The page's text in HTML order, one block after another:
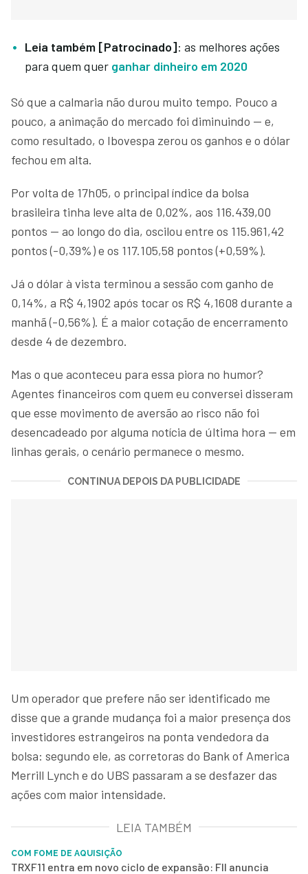
Leia também [Patrocinado]: as melhores ações
para quem quer ganhar dinheiro em 2020
Só que a calmaria não durou muito tempo. Pouco a
pouco, a animação do mercado foi diminuindo — e,
como resultado, o Ibovespa zerou os ganhos e o dólar
fechou em alta.
Por volta de 17h05, o principal índice da bolsa
brasileira tinha leve alta de 0,02%, aos 116.439,00
pontos — ao longo do dia, oscilou entre os 115.961,42
pontos (-0,39%) e os 117.105,58 pontos (+0,59%).
Já o dólar à vista terminou a sessão com ganho de
0,14%, a R$ 4,1902 após tocar os R$ 4,1608 durante a
manhã (-0,56%). É a maior cotação de encerramento
desde 4 de dezembro.
Mas o que aconteceu para essa piora no humor?
Agentes financeiros com quem eu conversei disseram
que esse movimento de aversão ao risco não foi
desencadeado por alguma notícia de última hora — em
linhas gerais, o cenário permanece o mesmo.
CONTINUA DEPOIS DA PUBLICIDADE
Um operador que prefere não ser identificado me
disse que a grande mudança foi a maior presença dos
investidores estrangeiros na ponta vendedora da
bolsa: segundo ele, as corretoras do Bank of America
Merrill Lynch e do UBS passaram a se desfazer das
ações com maior intensidade.
LEIA TAMBÉM
COM FOME DE AQUISIÇÃO
TRXF11 entra em novo ciclo de expansão: FII anuncia